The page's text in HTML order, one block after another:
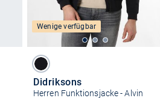
Wenige verfügbar
Didriksons
Herren Funktionsjacke - Alvin